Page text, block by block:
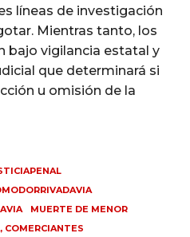
líneas de investigación
Mientras tanto, los
bajo vigilancia estatal y
que determinará si
u omisión de la
MUERTE DE MENOR
COMERCIANTES